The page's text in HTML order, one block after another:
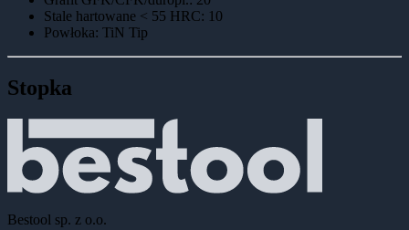
Stale hartowane < 55 HRC: 10
Powłoka: TiN Tip
Stopka
Bestool sp. z o.o.